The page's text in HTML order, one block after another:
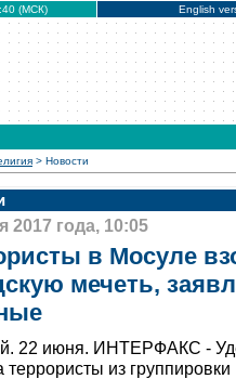
(МСК) English
> Новости
2017 года, 10:05
в Мосуле
мечеть,
22 июня. ИНТЕРФАКС -
террористы из